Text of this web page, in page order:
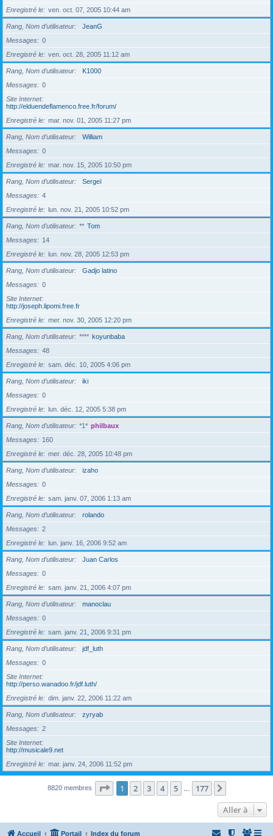
Enregistré le
ven. oct. 07, 2005 10:44 am
Rang, Nom d’utilisateur
JeanG
Messages
0
Enregistré le
ven. oct. 28, 2005 11:12 am
Rang, Nom d’utilisateur
K1000
Messages
0
Site Internet
http://elduendeflamenco.free.fr/forum/
Enregistré le
mar. nov. 01, 2005 11:27 pm
Rang, Nom d’utilisateur
William
Messages
0
Enregistré le
mar. nov. 15, 2005 10:50 pm
Rang, Nom d’utilisateur
Sergeï
Messages
4
Enregistré le
lun. nov. 21, 2005 10:52 pm
Rang, Nom d’utilisateur ** Tom
Messages
14
Enregistré le
lun. nov. 28, 2005 12:53 pm
Rang, Nom d’utilisateur
Gadjo latino
Messages
0
Site Internet
http://joseph.lipomi.free.fr
Enregistré le
mer. nov. 30, 2005 12:20 pm
Rang, Nom d’utilisateur **** koyunbaba
Messages
48
Enregistré le
sam. déc. 10, 2005 4:06 pm
Rang, Nom d’utilisateur
iki
Messages
0
Enregistré le
lun. déc. 12, 2005 5:38 pm
Rang, Nom d’utilisateur *1* philbaux
Messages
160
Enregistré le
mer. déc. 28, 2005 10:48 pm
Rang, Nom d’utilisateur
izaho
Messages
0
Enregistré le
sam. janv. 07, 2006 1:13 am
Rang, Nom d’utilisateur
rolando
Messages
2
Enregistré le
lun. janv. 16, 2006 9:52 am
Rang, Nom d’utilisateur
Juan Carlos
Messages
0
Enregistré le
sam. janv. 21, 2006 4:07 pm
Rang, Nom d’utilisateur
manoclau
Messages
0
Enregistré le
sam. janv. 21, 2006 9:31 pm
Rang, Nom d’utilisateur
jdf_luth
Messages
0
Site Internet
http://perso.wanadoo.fr/jdf.luth/
Enregistré le
dim. janv. 22, 2006 11:22 am
Rang, Nom d’utilisateur
zyryab
Messages
2
Site Internet
http://musicale9.net
Enregistré le
mar. janv. 24, 2006 11:52 pm
8820 membres Page 1sur177
1 2 3 4 5 177
Aller à
Accueil Portail Index du forum